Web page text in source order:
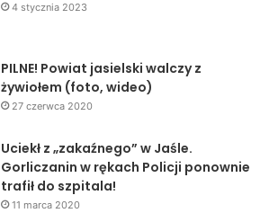
4 stycznia 2023
PILNE! Powiat jasielski walczy z
żywiołem (foto, wideo)
27 czerwca 2020
Uciekł z „zakaźnego” w Jaśle.
Gorliczanin w rękach Policji ponownie
trafił do szpitala!
11 marca 2020